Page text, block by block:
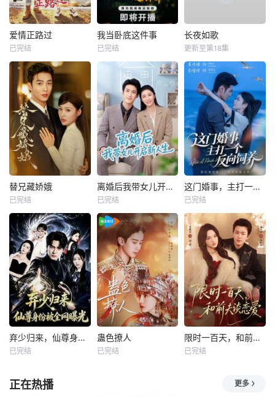
爱情正路过
已完结
我当卧底这件事
已完结
长夜如歌
更新至第18集
替兄藏娇娥
已完结
离婚后我带女儿开启新人生
已完结
这门婚事，主打一个反向饲养
已完结
弃少归来，仙尊身份被全网曝光
已完结
蛊色撩人
已完结
限时一百天，和前夫谈恋爱
已完结
正在热播 更多